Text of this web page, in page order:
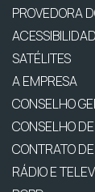
PROVEDORA
SATÉLITES
A EMPRESA
CONSELHO
CONSELHO
CONTRATO
RÁDIO E